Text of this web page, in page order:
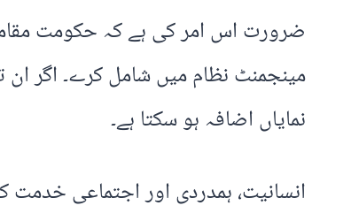
ضرورت اس امر کی ہے کہ حکومت
مینجمنٹ نظام میں شامل کرے۔ اگر
نمایاں اضافہ ہو سکتا ہے۔
انسانیت، ہمدردی اور اجتماعی خدمت